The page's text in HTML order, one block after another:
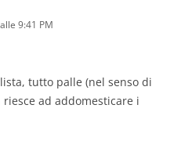
9:41 PM
tutto palle (nel senso di
ad addomesticare i